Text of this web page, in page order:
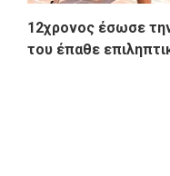
12χρονος έσωσε
του έπαθε